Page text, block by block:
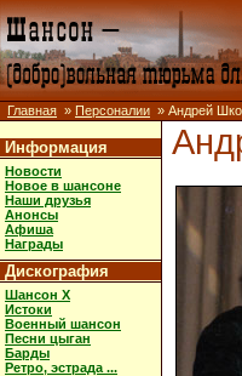
Главная » Персоналии » Андрей
Информация
Новости
Новое в шансоне
Наши друзья
Анонсы
Афиша
Награды
Дискография
Шансон X
Истоки
Военный шансон
Песни цыган
Барды
Ретро, эстрада ...